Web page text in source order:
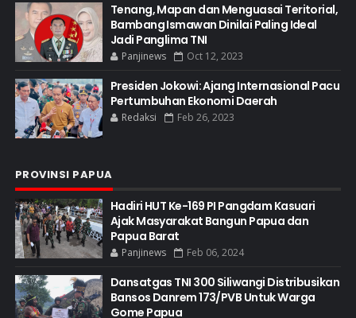
Tenang, Mapan dan Menguasai Teritorial,
Bambang Ismawan Dinilai Paling Ideal
Jadi Panglima TNI
Panjinews Oct 12, 2023
Presiden Jokowi: Ajang Internasional Pacu
Pertumbuhan Ekonomi Daerah
Redaksi Feb 26, 2023
PROVINSI PAPUA
Hadiri HUT Ke-169 PI Pangdam Kasuari
Ajak Masyarakat Bangun Papua dan
Papua Barat
Panjinews Feb 06, 2024
Dansatgas TNI 300 Siliwangi Distribusikan
Bansos Danrem 173/PVB Untuk Warga
Gome Papua